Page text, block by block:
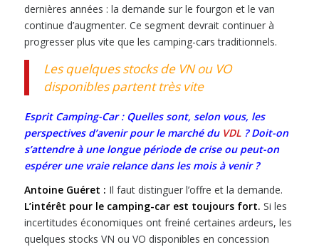
dernières années : la demande sur le fourgon et le van
continue d’augmenter. Ce segment devrait continuer à
progresser plus vite que les camping-cars traditionnels.
Les quelques stocks de VN ou VO
disponibles partent très vite
Esprit Camping-Car : Quelles sont, selon vous, les
perspectives d’avenir pour le marché du VDL? Doit-on
s’attendre à une longue période de crise ou peut-on
espérer une vraie relance dans les mois à venir ?
Antoine Guéret : Il faut distinguer l’offre et la demande.
L’intérêt pour le camping-car est toujours fort. Si les
incertitudes économiques ont freiné certaines ardeurs, les
quelques stocks VN ou VO disponibles en concession